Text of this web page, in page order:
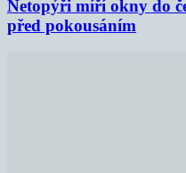
Netopýři míří okny do
před pokousáním